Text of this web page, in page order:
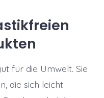
für die Umwelt. Sie
die sich leicht